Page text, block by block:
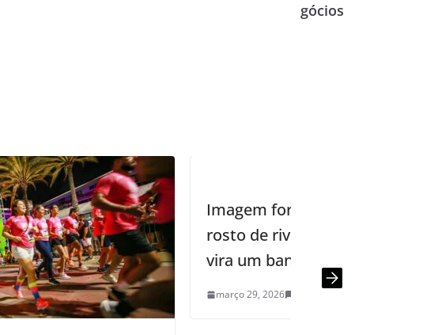
gócios
Imagem forte: Tofiq Musayev amassa
rosto de rival no UFC Seattle e luta
vira um banho de sangue
março 29, 2026 0